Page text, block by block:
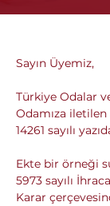
Sayın Üyemiz,
Türkiye Odalar
Odamıza
14261 sayılı
Ekte bir örneği
5973 sayılı
Karar